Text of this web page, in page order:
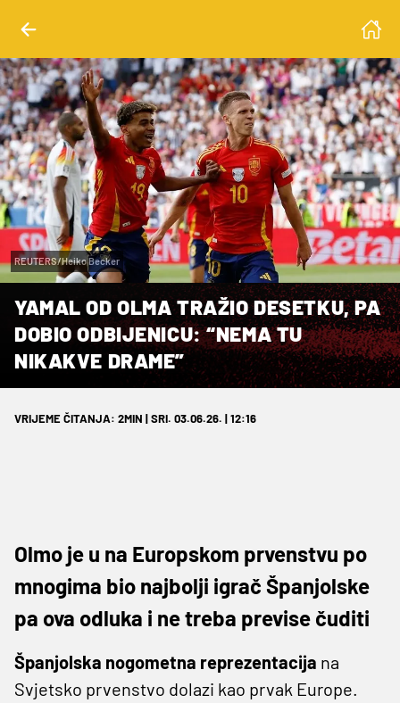
REUTERS/Heiko Becker
YAMAL OD OLMA TRAŽIO DESETKU, PA
DOBIO ODBIJENICU: “NEMA TU
NIKAKVE DRAME”
VRIJEME ČITANJA: 2MIN | SRI. 03.06.26. | 12:16
Olmo je u na Europskom prvenstvu po
mnogima bio najbolji igrač Španjolske
pa ova odluka i ne treba previse čuditi
Španjolska nogometna reprezentacija na
Svjetsko prvenstvo dolazi kao prvak Europe.